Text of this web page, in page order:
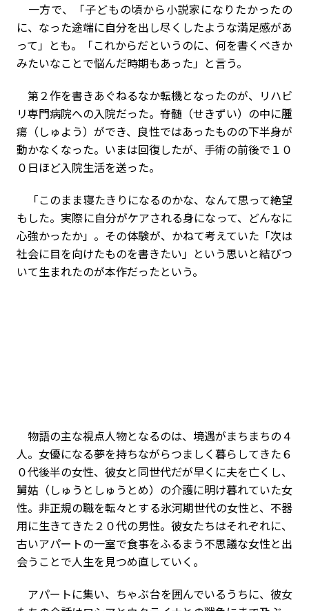
一方で、「子どもの頃から小説家になりたかったの
に、なった途端に自分を出し尽くしたような満足感があ
って」とも。「これからだというのに、何を書くべきか
みたいなことで悩んだ時期もあった」と言う。
第２作を書きあぐねるなか転機となったのが、リハビ
リ専門病院への入院だった。脊髄（せきずい）の中に腫
瘍（しゅよう）ができ、良性ではあったものの下半身が
動かなくなった。いまは回復したが、手術の前後で１０
０日ほど入院生活を送った。
「このまま寝たきりになるのかな、なんて思って絶望
もした。実際に自分がケアされる身になって、どんなに
心強かったか」。その体験が、かねて考えていた「次は
社会に目を向けたものを書きたい」という思いと結びつ
いて生まれたのが本作だったという。
物語の主な視点人物となるのは、境遇がまちまちの４
人。女優になる夢を持ちながらつましく暮らしてきた６
０代後半の女性、彼女と同世代だが早くに夫を亡くし、
舅姑（しゅうとしゅうとめ）の介護に明け暮れていた女
性。非正規の職を転々とする氷河期世代の女性と、不器
用に生きてきた２０代の男性。彼女たちはそれぞれに、
古いアパートの一室で食事をふるまう不思議な女性と出
会うことで人生を見つめ直していく。
アパートに集い、ちゃぶ台を囲んでいるうちに、彼女